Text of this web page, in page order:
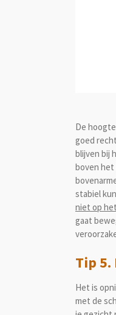
De
goed
blijven bij
boven het
stabiel
niet op
gaat
Tip 5.
Het is
met de